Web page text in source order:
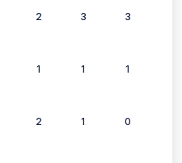
2 3 3
1 1 1
2 1 0